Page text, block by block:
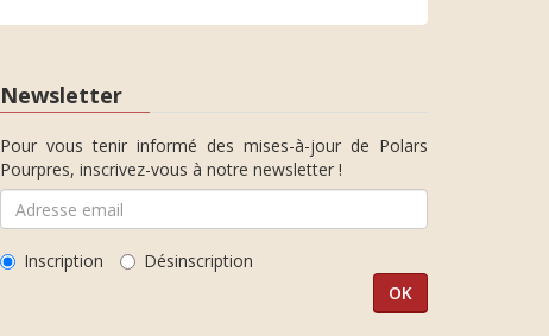
Newsletter
Pour vous tenir informé des mises-à-jour de Polars
Pourpres, inscrivez-vous à notre newsletter !
Inscription Désinscription